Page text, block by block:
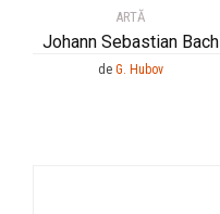
ARTĂ
Johann Sebastian Bach
de G. Hubov